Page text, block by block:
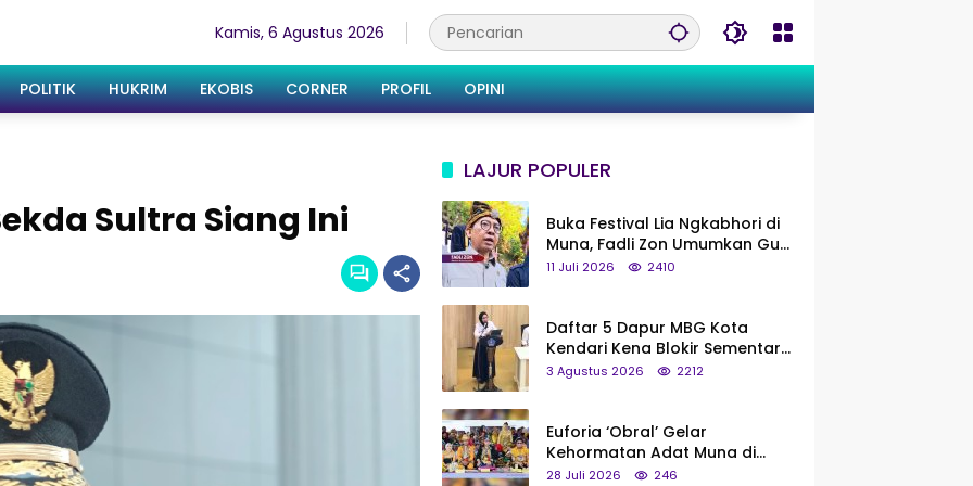
Kamis, 6 Agustus 2026
POLITIK HUKRIM EKOBIS CORNER PROFIL OPINI
Sultra Siang Ini
LAJUR POPULER
Buka Festival Lia Ngkabhori di
Muna, Fadli Zon Umumkan Gua
Metanduno Segera Naik Status
11 Juli 2026 2410
Daftar 5 Dapur MBG Kota
Kendari Kena Blokir Sementara
dari Pusat
3 Agustus 2026 2212
Euforia ‘Obral’ Gelar
Kehormatan Adat Muna di
Silaturahmi KKMM, Ridwan Bae:
28 Juli 2026 246